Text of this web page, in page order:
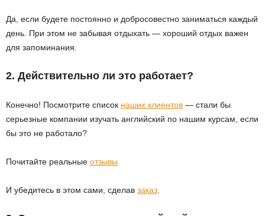
Да, если будете постоянно и добросовестно заниматься каждый
день. При этом не забывая отдыхать — хороший отдых важен
для запоминания.
2. Действительно ли это работает?
Конечно! Посмотрите список наших клиентов — стали бы
серьезные компании изучать английский по нашим курсам, если
бы это не работало?
Почитайте реальные отзывы
И убедитесь в этом сами, сделав заказ